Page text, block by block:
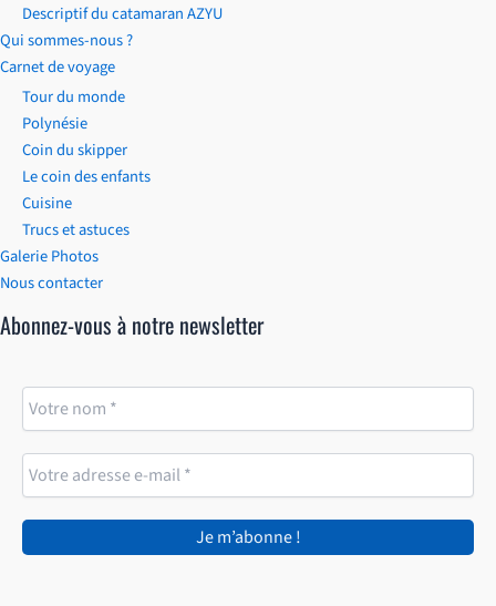
Descriptif du catamaran AZYU
Qui sommes-nous ?
Carnet de voyage
Tour du monde
Polynésie
Coin du skipper
Le coin des enfants
Cuisine
Trucs et astuces
Galerie Photos
Nous contacter
Abonnez-vous à notre newsletter